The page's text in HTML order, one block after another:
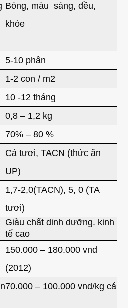
Bóng, màu sáng, đều,
khỏe
5-10 phân
1-2 con / m2
10 -12 tháng
0,8 – 1,2 kg
70% – 80 %
Cá tươi, TACN (thức ăn
UP)
1,7-2,0(TACN), 5, 0 (TA
tươi)
Giàu chất dinh dưỡng. kinh
tế cao
150.000 – 180.000 vnd
(2012)
70.000 – 100.000 vnd/kg cá